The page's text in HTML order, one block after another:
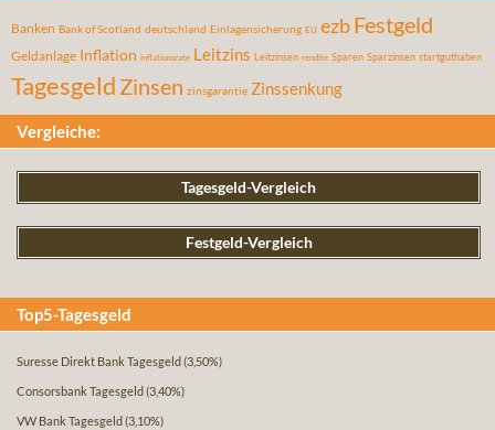
Banken Bank of Scotland deutschland Einlagensicherung EU ezbFestgeld
Geldanlage Inflation inflationsrate Leitzins Leitzinsen rendite Sparen Sparzinsen startguthaben
Tagesgeld Zinsen zinsgarantie Zinssenkung
Vergleiche:
Tagesgeld-Vergleich
Festgeld-Vergleich
Top5-Tagesgeld
Suresse Direkt Bank Tagesgeld (3,50%)
Consorsbank Tagesgeld (3,40%)
VW Bank Tagesgeld (3,10%)